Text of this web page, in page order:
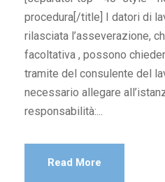
procedura[/title] I datori di
rilasciata l’asseverazione,
facoltativa , possono
tramite del consulente del
necessario allegare
responsabilità:...
Read More